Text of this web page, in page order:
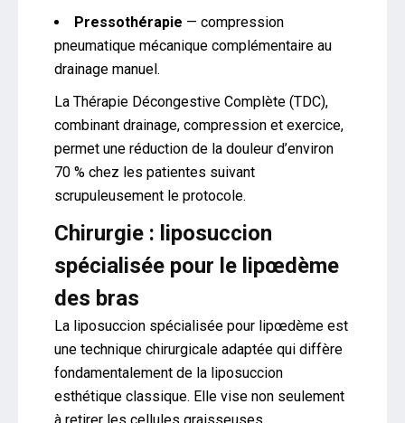
Pressothérapie — compression
pneumatique mécanique complémentaire au
drainage manuel.
La Thérapie Décongestive Complète (TDC),
combinant drainage, compression et exercice,
permet une réduction de la douleur d’environ
70 % chez les patientes suivant
scrupuleusement le protocole.
Chirurgie : liposuccion
spécialisée pour le lipœdème
des bras
La liposuccion spécialisée pour lipœdème est
une technique chirurgicale adaptée qui diffère
fondamentalement de la liposuccion
esthétique classique. Elle vise non seulement
à retirer les cellules graisseuses